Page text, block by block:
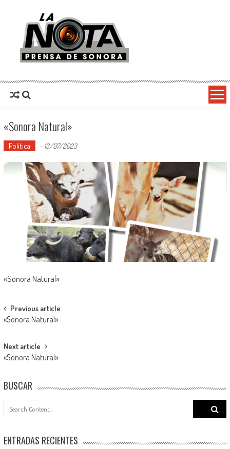
La Nota Prensa De Sonora
«Sonora Natural»
Política - 13/07/2023
«Sonora Natural»
Post
navigation
Previous article
«Sonora Natural»
Next article
«Sonora Natural»
BUSCAR
Search
for:
ENTRADAS RECIENTES